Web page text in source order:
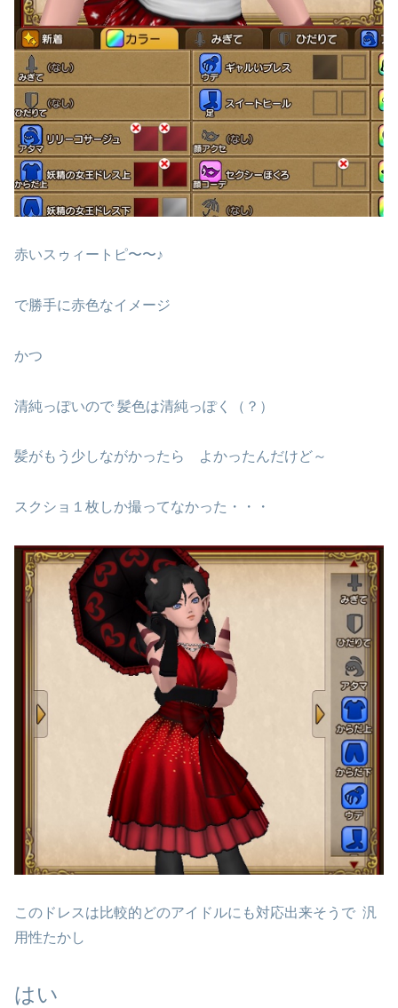
赤いスゥィートピ〜〜♪
で勝手に赤色なイメージ
かつ
清純っぽいので 髪色は清純っぽく（？）
髪がもう少しながかったら よかったんだけど～
スクショ１枚しか撮ってなかった・・・
このドレスは比較的どのアイドルにも対応出来そうで 汎
用性たかし
はい